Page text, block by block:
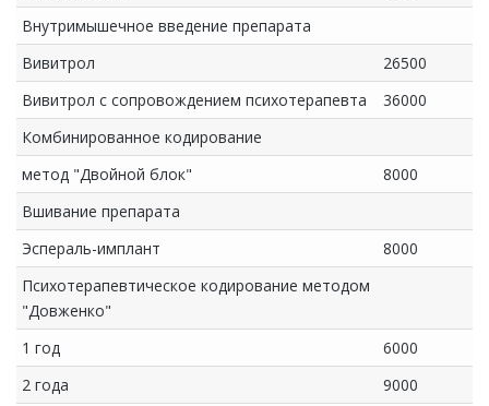
Внутримышечное введение препарата
Вивитрол
26500
Вивитрол с сопровождением психотерапевта
36000
Комбинированное кодирование
метод "Двойной блок"
8000
Вшивание препарата
Эспераль-имплант
8000
Психотерапевтическое кодирование методом
"Довженко"
1 год
6000
2 года
9000